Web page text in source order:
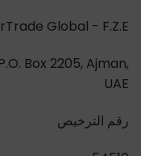
Global - F.Z.E
Box 2205, Ajman,
UAE
رقم الترخيص